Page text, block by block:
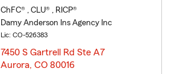
ChFC® , CLU® , RICP®
Damy Anderson Ins Agency Inc
Lic: CO-526383
7450 S Gartrell Rd Ste A7
Aurora, CO 80016